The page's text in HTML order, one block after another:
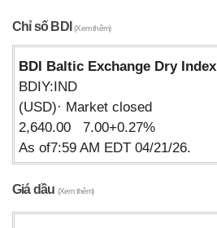
Chỉ số BDI(Xem thêm)
BDI Baltic Exchange Dry Index
BDIY:IND
(USD)· Market closed
2,640.00 7.00+0.27%
As of7:59 AM EDT 04/21/26.
Giá dầu (Xem thêm)